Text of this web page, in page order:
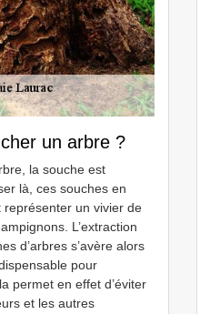
un arbre ?
la souche est
là, ces souches en
un vivier de
L’extraction
d’arbres s’avère alors
pour
permet en effet d’éviter
et les autres